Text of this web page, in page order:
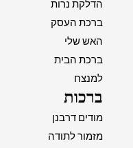
הדלקת נרות
ברכת העסק
האש שלי
ברכת הבית
למנצח
ברכות
מודים דרבנן
מזמור לתודה